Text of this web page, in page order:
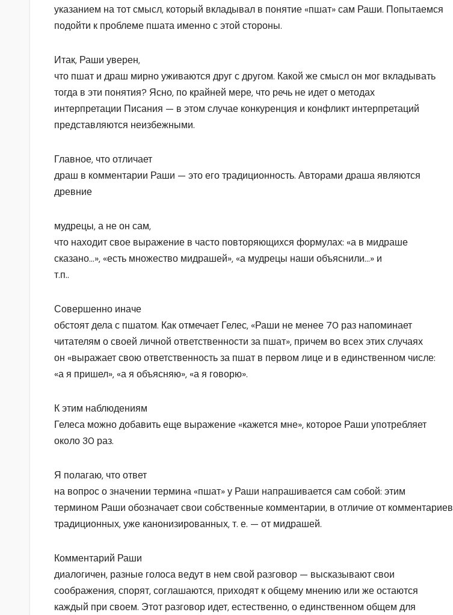
указанием на тот смысл, который вкладывал в понятие «пшат» сам Раши. Попытаемся
подойти к проблеме пшата именно с этой стороны.
Итак, Раши уверен,
что пшат и драш мирно уживаются друг с другом. Какой же смысл он мог вкладывать
тогда в эти понятия? Ясно, по крайней мере, что речь не идет о методах
интерпретации Писания — в этом случае конкуренция и конфликт интерпретаций
представляются неизбежными.
Главное, что отличает
драш в комментарии Раши — это его традиционность. Авторами драша являются
древние
мудрецы, а не он сам,
что находит свое выражение в часто повторяющихся формулах: «а в мидраше
сказано…», «есть множество мидрашей», «а мудрецы наши объяснили…» и
т.п..
Совершенно иначе
обстоят дела с пшатом. Как отмечает Гелес, «Раши не менее 70 раз напоминает
читателям о своей личной ответственности за пшат», причем во всех этих случаях
он «выражает свою ответственность за пшат в первом лице и в единственном числе:
«а я пришел», «а я объясняю», «а я говорю».
К этим наблюдениям
Гелеса можно добавить еще выражение «кажется мне», которое Раши употребляет
около 30 раз.
Я полагаю, что ответ
на вопрос о значении термина «пшат» у Раши напрашивается сам собой: этим
термином Раши обозначает свои собственные комментарии, в отличие от комментариев
традиционных, уже канонизированных, т. е. — от мидрашей.
Комментарий Раши
диалогичен, разные голоса ведут в нем свой разговор — высказывают свои
соображения, спорят, соглашаются, приходят к общему мнению или же остаются
каждый при своем. Этот разговор идет, естественно, о единственном общем для